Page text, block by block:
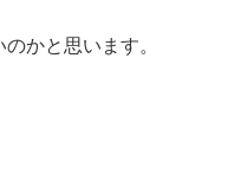
かと思います。